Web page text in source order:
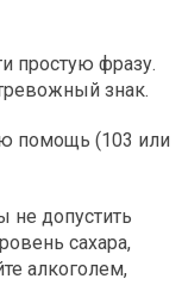
простую фразу.
знак.
помощь (103 или
не допустить
сахара,
алкоголем,